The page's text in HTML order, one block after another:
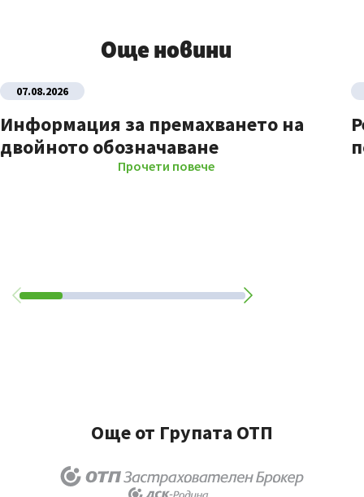
Още новини
07.08.2026
Информация за премахването на
двойното обозначаване
Прочети повече
Още от Групата ОТП